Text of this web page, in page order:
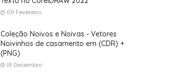
09 Fevereiro
Coleção Noivos e Noivas - Vetores
Noivinhos de casamento em (CDR) +
(PNG)
18 Dezembro